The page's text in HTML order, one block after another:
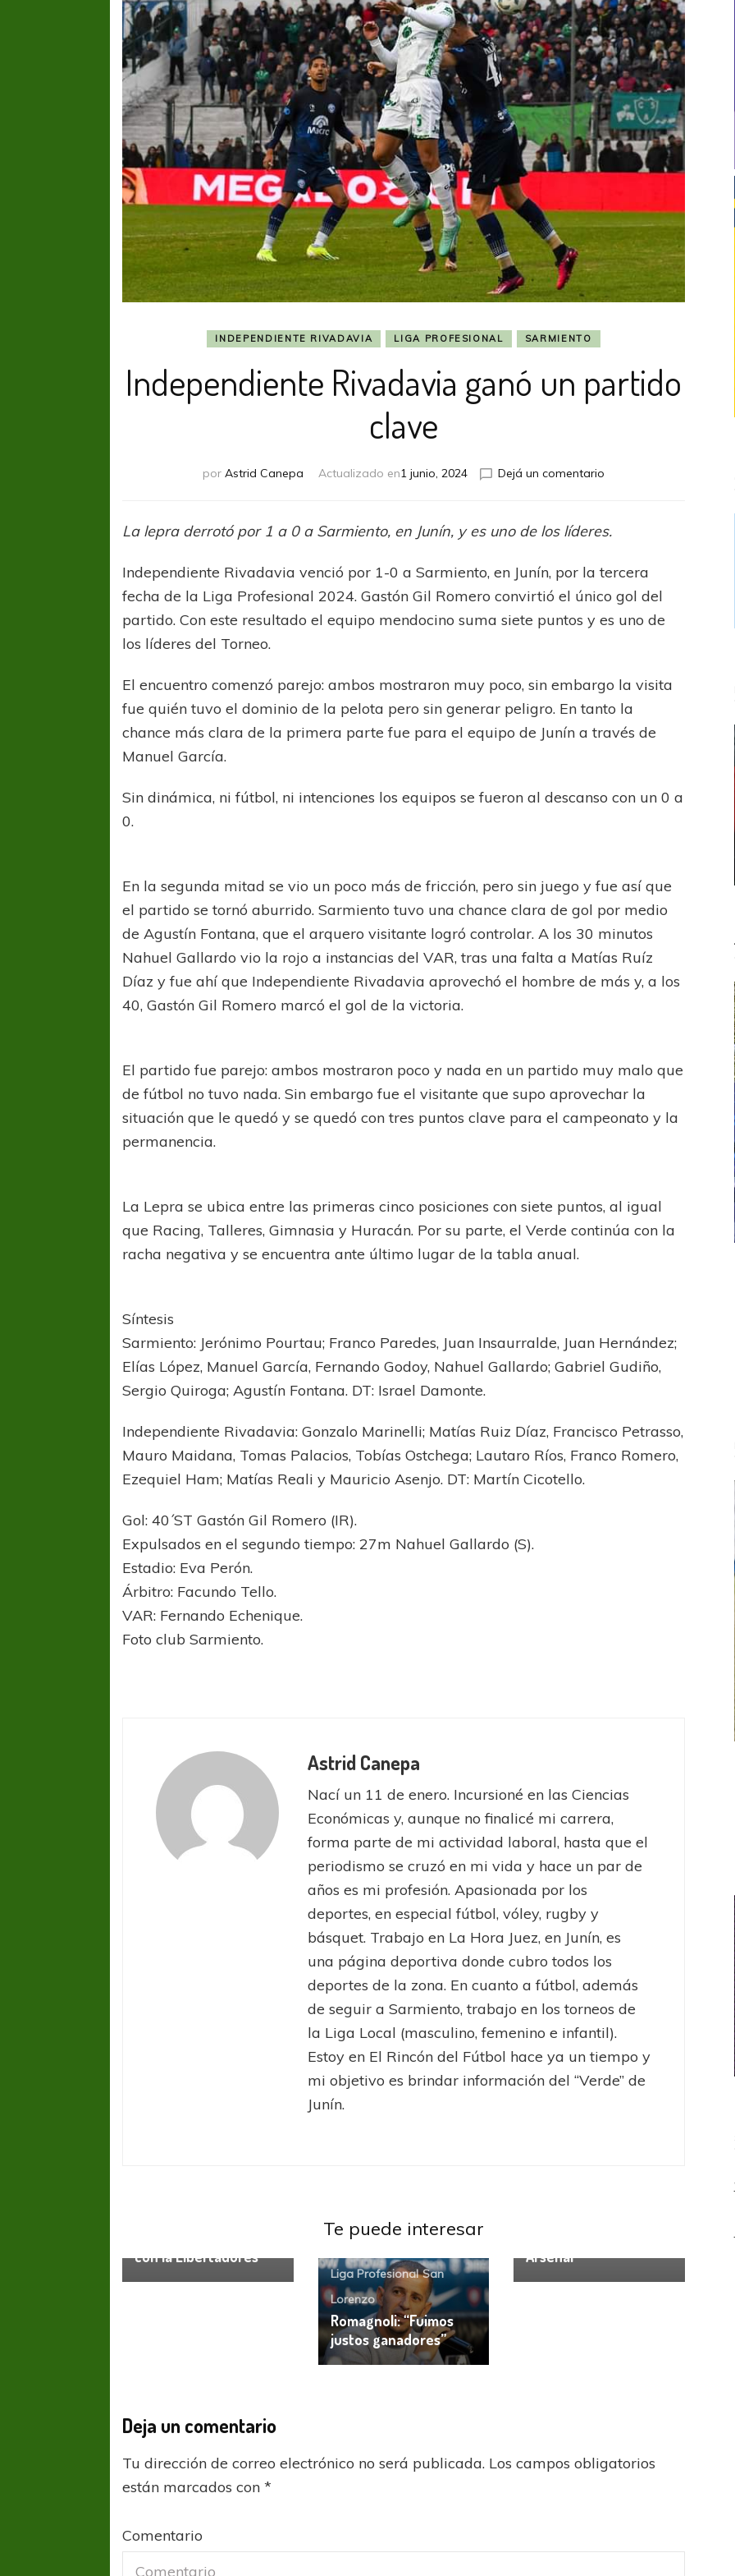
INDEPENDIENTE RIVADAVIA LIGA PROFESIONAL SARMIENTO
Independiente Rivadavia ganó un partido
clave
por Astrid Canepa Actualizado en1 junio, 2024 Dejá un comentario
clave
La lepra derrotó por 1 a 0 a Sarmiento, en Junín, y es uno de los líderes.
Independiente Rivadavia venció por 1-0 a Sarmiento, en Junín, por la tercera
fecha de la Liga Profesional 2024. Gastón Gil Romero convirtió el único gol del
partido. Con este resultado el equipo mendocino suma siete puntos y es uno de
los líderes del Torneo.
El encuentro comenzó parejo: ambos mostraron muy poco, sin embargo la visita
fue quién tuvo el dominio de la pelota pero sin generar peligro. En tanto la
chance más clara de la primera parte fue para el equipo de Junín a través de
Manuel García.
Sin dinámica, ni fútbol, ni intenciones los equipos se fueron al descanso con un 0 a
0.
En la segunda mitad se vio un poco más de fricción, pero sin juego y fue así que
el partido se tornó aburrido. Sarmiento tuvo una chance clara de gol por medio
de Agustín Fontana, que el arquero visitante logró controlar. A los 30 minutos
Nahuel Gallardo vio la rojo a instancias del VAR, tras una falta a Matías Ruíz
Díaz y fue ahí que Independiente Rivadavia aprovechó el hombre de más y, a los
40, Gastón Gil Romero marcó el gol de la victoria.
El partido fue parejo: ambos mostraron poco y nada en un partido muy malo que
de fútbol no tuvo nada. Sin embargo fue el visitante que supo aprovechar la
situación que le quedó y se quedó con tres puntos clave para el campeonato y la
permanencia.
La Lepra se ubica entre las primeras cinco posiciones con siete puntos, al igual
que Racing, Talleres, Gimnasia y Huracán. Por su parte, el Verde continúa con la
racha negativa y se encuentra ante último lugar de la tabla anual.
Síntesis
Sarmiento: Jerónimo Pourtau; Franco Paredes, Juan Insaurralde, Juan Hernández;
Elías López, Manuel García, Fernando Godoy, Nahuel Gallardo; Gabriel Gudiño,
Sergio Quiroga; Agustín Fontana. DT: Israel Damonte.
Independiente Rivadavia: Gonzalo Marinelli; Matías Ruiz Díaz, Francisco Petrasso,
Mauro Maidana, Tomas Palacios, Tobías Ostchega; Lautaro Ríos, Franco Romero,
Ezequiel Ham; Matías Reali y Mauricio Asenjo. DT: Martín Cicotello.
Gol: 40´ST Gastón Gil Romero (IR).
Expulsados en el segundo tiempo: 27m Nahuel Gallardo (S).
Estadio: Eva Perón.
Árbitro: Facundo Tello.
VAR: Fernando Echenique.
Foto club Sarmiento.
Astrid Canepa
Nací un 11 de enero. Incursioné en las Ciencias
Económicas y, aunque no finalicé mi carrera,
forma parte de mi actividad laboral, hasta que el
periodismo se cruzó en mi vida y hace un par de
años es mi profesión. Apasionada por los
deportes, en especial fútbol, vóley, rugby y
básquet. Trabajo en La Hora Juez, en Junín, es
una página deportiva donde cubro todos los
deportes de la zona. En cuanto a fútbol, además
de seguir a Sarmiento, trabajo en los torneos de
la Liga Local (masculino, femenino e infantil).
Estoy en El Rincón del Fútbol hace ya un tiempo y
mi objetivo es brindar información del “Verde” de
Junín.
Te puede interesar
con la Libertadores
Liga Profesional San
Lorenzo
Romagnoli: “Fuimos
justos ganadores”
Arsenal
Deja un comentario
Tu dirección de correo electrónico no será publicada. Los campos obligatorios
están marcados con*
Comentario
A pesar de la derrota Tigre avanzó a
Octavos de Final
REGIONAL AMATEUR
Ajustada caída de Verónica en Alejandro
FÚTBOL FEMENINO
REGIONAL AMATEUR
Verónica jugará ante Estrella del Sur en el
LIGA DE LA COSTA
Las campeonas festejaron ante su gente